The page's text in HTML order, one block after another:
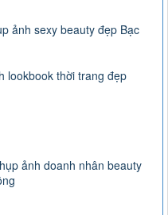
ảnh sexy beauty đẹp Bạc
lookbook thời trang đẹp
ảnh doanh nhân beauty